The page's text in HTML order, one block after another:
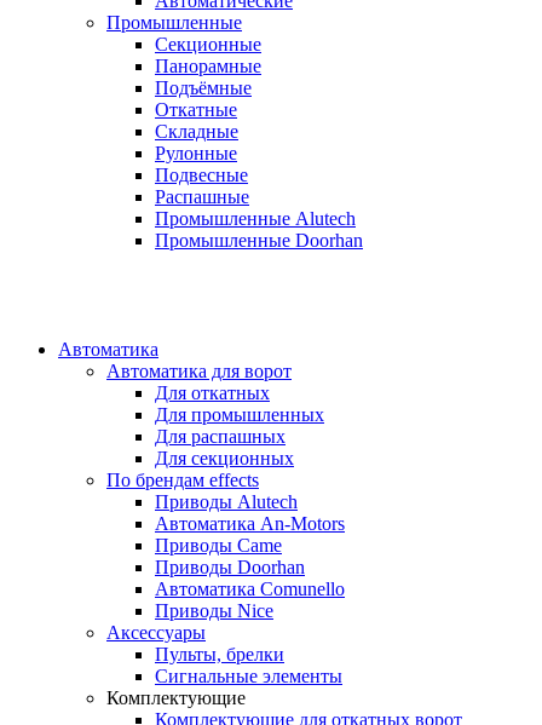
Промышленные
Секционные
Панорамные
Подъёмные
Откатные
Складные
Рулонные
Подвесные
Распашные
Промышленные Alutech
Промышленные Doorhan
Автоматика
Автоматика для ворот
Для откатных
Для промышленных
Для распашных
Для секционных
По брендам effects
Приводы Alutech
Автоматика An-Motors
Приводы Came
Приводы Doorhan
Автоматика Comunello
Приводы Nice
Аксессуары
Пульты, брелки
Сигнальные элементы
Комплектующие
Комплектующие для откатных ворот